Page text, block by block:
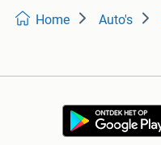
Home Auto's